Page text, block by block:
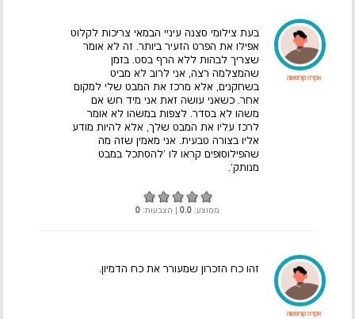
אקירה קורוסאווה
בעת צילומי סצנה עיניי הבמאי צריכות לקלוט
אפילו את הפרט הזעיר ביותר. זה לא אומר
שצריך לבהות ללא הרף בסט. בזמן
שהמצלמה רצה, אני לרוב לא מביט
בשחקנים, אלא מרכז את המבט שלי למקום
אחר. כשאני עושה זאת אני מיד חש אם
משהו לא בסדר. לצפות במשהו לא אומר
לרכז עליו את המבט שלך, אלא להיות מודע
אליו בצורה טבעית. אני מאמין שזה מה
שהפילוסופים קראו לו 'להסתכל במבט
מנותק'.
ממוצע: 0.0 | הצבעות: 0
אקירה קורוסאווה
זהו כח הזכרון שמעורר את כח הדמיון.